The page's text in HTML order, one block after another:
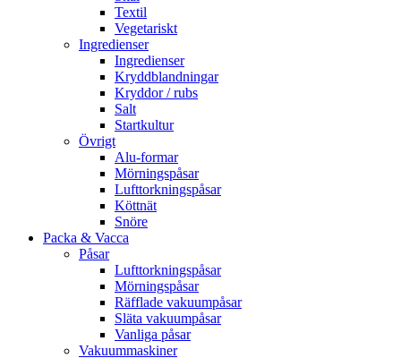
Textil
Vegetariskt
Ingredienser
Ingredienser
Kryddblandningar
Kryddor / rubs
Salt
Startkultur
Övrigt
Alu-formar
Mörningspåsar
Lufttorkningspåsar
Köttnät
Snöre
Packa & Vacca
Påsar
Lufttorkningspåsar
Mörningspåsar
Räfflade vakuumpåsar
Släta vakuumpåsar
Vanliga påsar
Vakuummaskiner